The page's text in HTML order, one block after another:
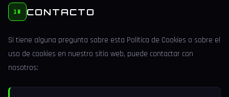
10 CONTACTO
Si tiene alguna pregunta sobre esta Política de Cookies o sobre el
uso de cookies en nuestro sitio web, puede contactar con
nosotros: